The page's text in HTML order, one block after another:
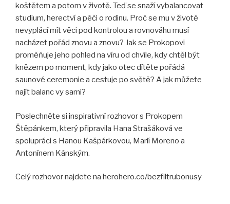
koštětem a potom v životě. Teď se snaží vybalancovat
studium, herectví a péči o rodinu. Proč se mu v životě
nevyplácí mít věci pod kontrolou a rovnováhu musí
nacházet pořád znovu a znovu? Jak se Prokopovi
proměňuje jeho pohled na víru od chvíle, kdy chtěl být
knězem po moment, kdy jako otec dítěte pořádá
saunové ceremonie a cestuje po světě? A jak můžete
najít balanc vy sami?
Poslechněte si inspirativní rozhovor s Prokopem
Štěpánkem, který připravila Hana Strašáková ve
spolupráci s Hanou Kašpárkovou, Marií Moreno a
Antonínem Kánským.
Celý rozhovor najdete na herohero.co/bezfiltrubonusy